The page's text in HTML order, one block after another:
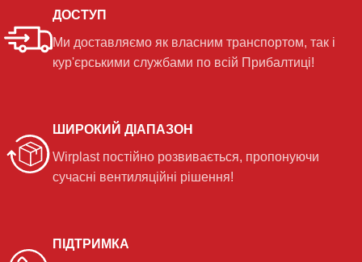
ДОСТУП
Ми доставляємо як власним транспортом, так і
кур'єрськими службами по всій Прибалтиці!
ШИРОКИЙ ДІАПАЗОН
Wirplast постійно розвивається, пропонуючи
сучасні вентиляційні рішення!
ПІДТРИМКА